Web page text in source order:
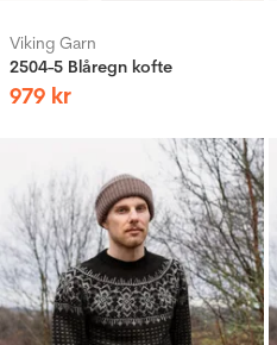
Viking Garn
2504-5 Blåregn kofte
979 kr